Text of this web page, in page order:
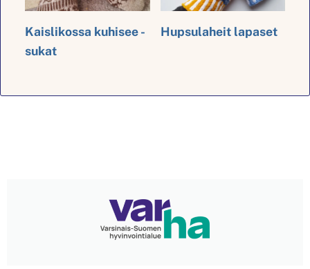
Kaislikossa kuhisee -
sukat
Hupsulaheit lapaset